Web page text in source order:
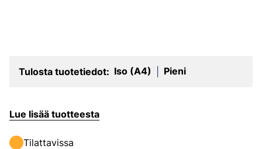
Tulosta tuotetiedot: Iso (A4) Pieni
Lue lisää tuotteesta
Tilattavissa